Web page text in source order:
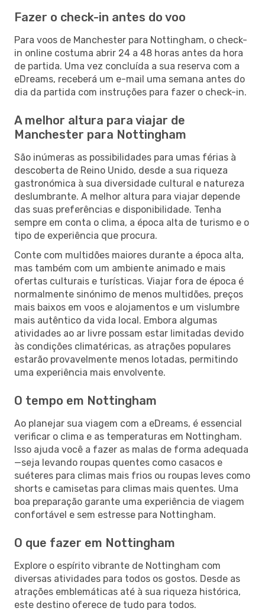
Fazer o check-in antes do voo
Para voos de Manchester para Nottingham, o check-
in online costuma abrir 24 a 48 horas antes da hora
de partida. Uma vez concluída a sua reserva com a
eDreams, receberá um e-mail uma semana antes do
dia da partida com instruções para fazer o check-in.
A melhor altura para viajar de
Manchester para Nottingham
São inúmeras as possibilidades para umas férias à
descoberta de Reino Unido, desde a sua riqueza
gastronómica à sua diversidade cultural e natureza
deslumbrante. A melhor altura para viajar depende
das suas preferências e disponibilidade. Tenha
sempre em conta o clima, a época alta de turismo e o
tipo de experiência que procura.
Conte com multidões maiores durante a época alta,
mas também com um ambiente animado e mais
ofertas culturais e turísticas. Viajar fora de época é
normalmente sinónimo de menos multidões, preços
mais baixos em voos e alojamentos e um vislumbre
mais autêntico da vida local. Embora algumas
atividades ao ar livre possam estar limitadas devido
às condições climatéricas, as atrações populares
estarão provavelmente menos lotadas, permitindo
uma experiência mais envolvente.
O tempo em Nottingham
Ao planejar sua viagem com a eDreams, é essencial
verificar o clima e as temperaturas em Nottingham.
Isso ajuda você a fazer as malas de forma adequada
—seja levando roupas quentes como casacos e
suéteres para climas mais frios ou roupas leves como
shorts e camisetas para climas mais quentes. Uma
boa preparação garante uma experiência de viagem
confortável e sem estresse para Nottingham.
O que fazer em Nottingham
Explore o espírito vibrante de Nottingham com
diversas atividades para todos os gostos. Desde as
atrações emblemáticas até à sua riqueza histórica,
este destino oferece de tudo para todos.